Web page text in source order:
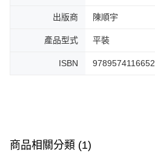
出版商 陳順宇
產品型式 平裝
ISBN 9789574116652
商品相關分類 (1)